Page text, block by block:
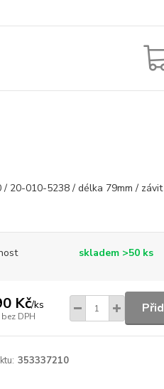
/ 20-010-5238 / délka 79mm / závit
skladem >50 ks
Kč/ks
bez DPH
353337210